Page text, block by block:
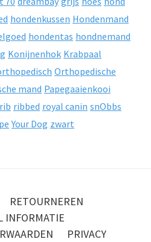
hondenkussen Hondenmand
hondentas hondnemand
Konijnenhok Krabpaal
Orthopedische
mand Papegaaienkooi
rib ribbed royal canin snObbs
Your Dog zwart
RETOURNEREN
INFORMATIE
PRIVACY